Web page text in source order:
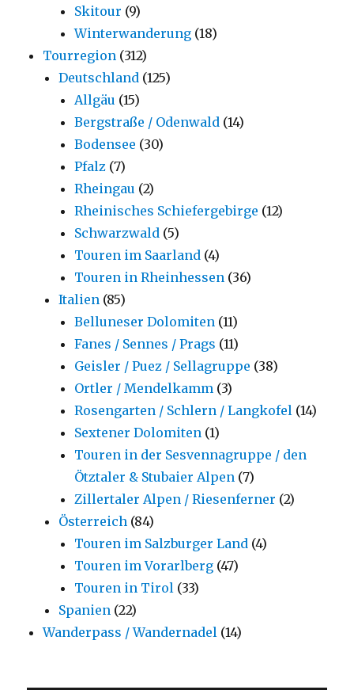
Skitour (9)
Winterwanderung (18)
Tourregion (312)
Deutschland (125)
Allgäu (15)
Bergstraße / Odenwald (14)
Bodensee (30)
Pfalz (7)
Rheingau (2)
Rheinisches Schiefergebirge (12)
Schwarzwald (5)
Touren im Saarland (4)
Touren in Rheinhessen (36)
Italien (85)
Belluneser Dolomiten (11)
Fanes / Sennes / Prags (11)
Geisler / Puez / Sellagruppe (38)
Ortler / Mendelkamm (3)
Rosengarten / Schlern / Langkofel (14)
Sextener Dolomiten (1)
Touren in der Sesvennagruppe / den
Ötztaler & Stubaier Alpen (7)
Zillertaler Alpen / Riesenferner (2)
Österreich (84)
Touren im Salzburger Land (4)
Touren im Vorarlberg (47)
Touren in Tirol (33)
Spanien (22)
Wanderpass / Wandernadel (14)